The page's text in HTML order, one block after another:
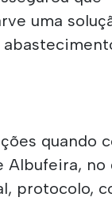
uma
quando
no
protocolo,